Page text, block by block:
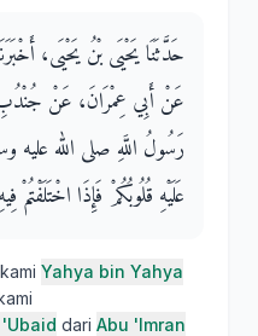
حَدَّثَنَا يَحْيَى بْنُ يَحْيَى،
عَنْ أَبِي عِمْرَانَ، عَنْ جُنْدُبِ
رَسُولُ اللَّهِ صلى الله عليه
عَلَيْهِ قُلُوبُكُمْ فَإِذَا اخْتَلَفْتُمْ
Yahya bin Yahya
dari Abu 'Imran